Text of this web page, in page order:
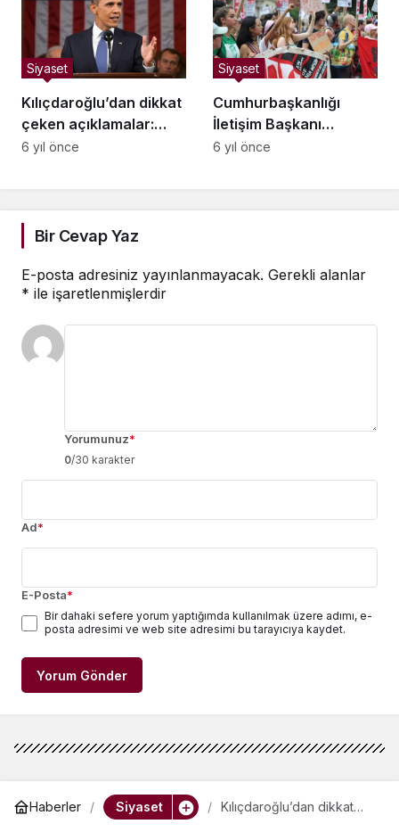
Kılıçdaroğlu’dan dikkat
çeken açıklamalar:
Telefonlarımın
Siyaset
6 yıl önce
Cumhurbaşkanlığı
İletişim Başkanı
Fahrettin Altun,
Siyaset
6 yıl önce
Bir Cevap Yaz
E-posta adresiniz yayınlanmayacak. Gerekli alanlar
* ile işaretlenmişlerdir
Yorumunuz*
0/30 karakter
Ad*
E-Posta*
Bir dahaki sefere yorum yaptığımda kullanılmak üzere adımı, e-
posta adresimi ve web site adresimi bu tarayıcıya kaydet.
Yorum Gönder
Haberler Siyaset
Kılıçdaroğlu’dan dikkat